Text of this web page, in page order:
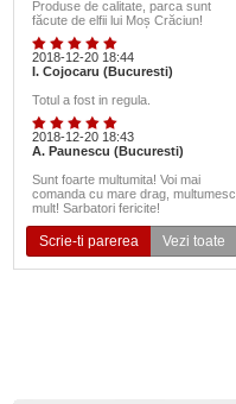
Produse de calitate, parca sunt
făcute de elfii lui Moș Crăciun!
2018-12-20 18:44
I. Cojocaru (Bucuresti)
Totul a fost in regula.
2018-12-20 18:43
A. Paunescu (Bucuresti)
Sunt foarte multumita! Voi mai
comanda cu mare drag, multumesc
mult! Sarbatori fericite!
Scrie-ti parerea Vezi toate